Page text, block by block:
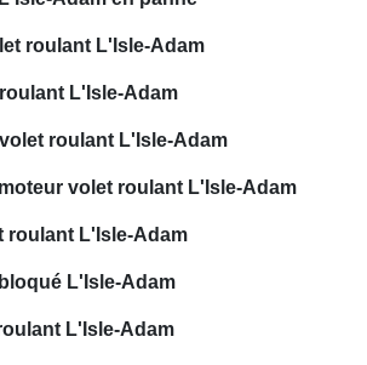
roulant L'Isle-Adam
L'Isle-Adam
roulant L'Isle-Adam
volet roulant L'Isle-Adam
roulant L'Isle-Adam
L'Isle-Adam
L'Isle-Adam